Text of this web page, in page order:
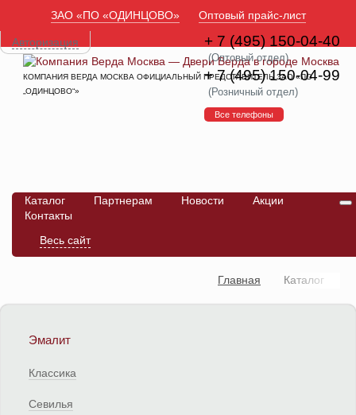
ЗАО «ПО «ОДИНЦОВО» Оптовый прайс-лист
Авторизация
КОМПАНИЯ ВЕРДА МОСКВА ОФИЦИАЛЬНЫЙ ПРЕДСТАВИТЕЛЬ ЗАО «ПО
„ОДИНЦОВО“»
+ 7 (495) 150-04-40
(Оптовый отдел)
+ 7 (495) 150-04-99
(Розничный отдел)
Все телефоны
Каталог Партнерам Новости
Акции
Контакты
Весь сайт
Главная Каталог
Эмалит
Классика
Севилья